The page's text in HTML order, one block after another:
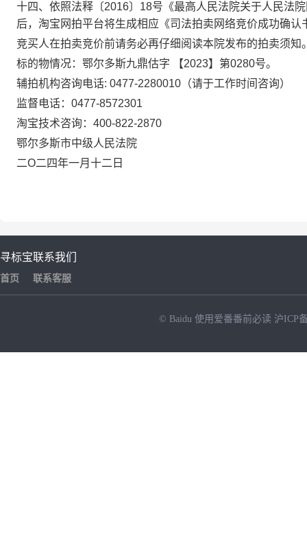
十四、依照法释〔2016〕 18号《最高人民法院关于人民法
后，淘宝网拍平台将生成相应《司法拍卖网络竞价成功确
竞买人在拍卖竞价前请务必再仔细阅读本院发布的拍卖须知
标的物情况： 鄂尔多斯九鼎估字 【2023】第0280号。
辅拍机构咨询电话: 0477-2280010 （请于工作时间咨询）
监督电话： 0477-8572301
淘宝技术咨询： 400-822-2870
鄂尔多斯市中级人民法院
二O二四年一月十二日
寻标宝
首页
联系我们
联系客服
© Baidu 使用爱番番前必读 沪ICP